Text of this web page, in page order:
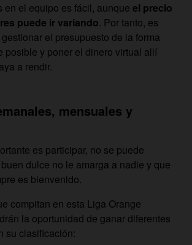
en el equipo es fácil, aunque el precio
puede ir variando. Por tanto, es
el presupuesto de la forma
posible y poner el dinero virtual allí
a rendir.
mensuales y
es participar, no se puede
dulce no le amarga a nadie y que
es bienvenido.
compitan en esta Liga Orange
la oportunidad de ganar diferentes
su clasificación: